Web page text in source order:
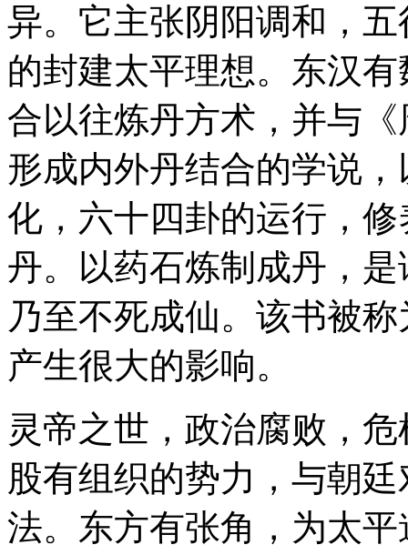
异。它主张阴阳调和，
的封建太平理想。东汉
合以往炼丹方术，并与
形成内外丹结合的学说
化，六十四卦的运行，
丹。以药石炼制成丹，
乃至不死成仙。该书被
产生很大的影响。
灵帝之世，政治腐败，
股有组织的势力，与朝
法。东方有张角，为太